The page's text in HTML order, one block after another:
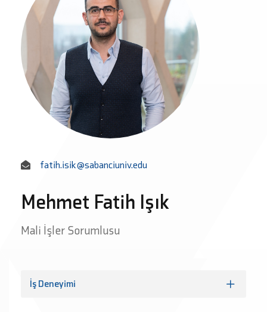
fatih.isik@sabanciuniv.edu
Mehmet Fatih Işık
Mali İşler Sorumlusu
İş Deneyimi